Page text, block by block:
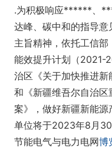
.为积极响应******、
达峰、碳中和的指导
主旨精神，依托工信
能效提升计划（2021-
治区《关于加快推进新
和《新疆维吾尔自治
案》，做好新疆新能
单位将于2023年8月
节能电气与电力电网博